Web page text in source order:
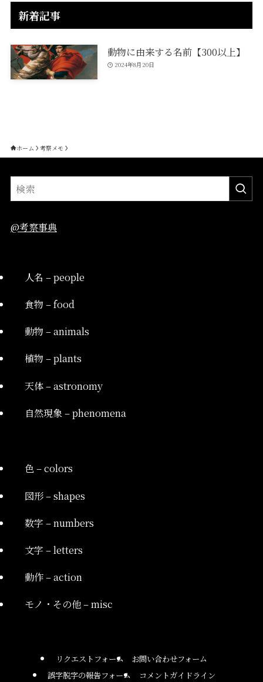
新着記事
動物に由来する名前【300以上】
2024年8月20日
ホーム 考察メモ
@考察事典
人名 – people
食物 – food
動物 – animals
植物 – plants
天体 – astronomy
自然現象 – phenomena
色 – colors
図形 – shapes
数字 – numbers
文字 – letters
動作 – action
モノ・その他 – misc
リクエストフォーム
お問い合わせフォーム
誤字脱字の報告フォーム
コメントガイドライン